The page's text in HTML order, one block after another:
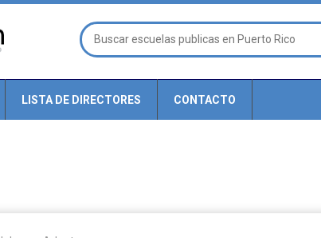
LISTA DE DIRECTORES CONTACTO